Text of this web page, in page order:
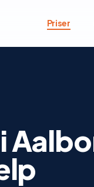
Priser